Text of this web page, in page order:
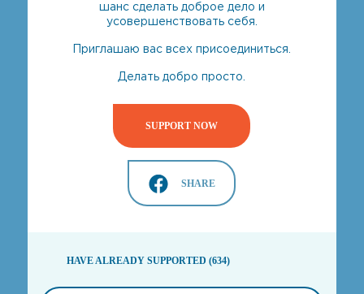
шанс сделать доброе дело и
усовершенствовать себя.
Приглашаю вас всех присоединиться.
Делать добро просто.
SUPPORT NOW
SHARE
HAVE ALREADY SUPPORTED (634)